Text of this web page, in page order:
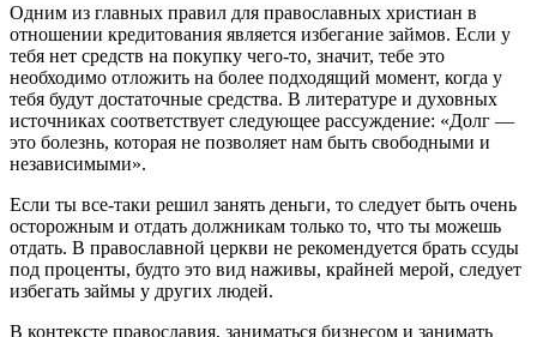
Одним из главных правил для православных христиан в
отношении кредитования является избегание займов. Если у
тебя нет средств на покупку чего-то, значит, тебе это
необходимо отложить на более подходящий момент, когда у
тебя будут достаточные средства. В литературе и духовных
источниках соответствует следующее рассуждение: «Долг —
это болезнь, которая не позволяет нам быть свободными и
независимыми».
Если ты все-таки решил занять деньги, то следует быть очень
осторожным и отдать должникам только то, что ты можешь
отдать. В православной церкви не рекомендуется брать ссуды
под проценты, будто это вид наживы, крайней мерой, следует
избегать займы у других людей.
В контексте православия, заниматься бизнесом и занимать